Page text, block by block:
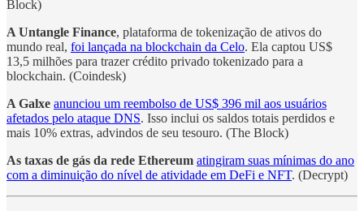
Block)
A Untangle Finance, plataforma de tokenização de ativos do
mundo real, foi lançada na blockchain da Celo. Ela captou US$
13,5 milhões para trazer crédito privado tokenizado para a
blockchain. (Coindesk)
A Galxe anunciou um reembolso de US$ 396 mil aos usuários
afetados pelo ataque DNS. Isso inclui os saldos totais perdidos e
mais 10% extras, advindos de seu tesouro. (The Block)
As taxas de gás da rede Ethereum atingiram suas mínimas do ano
com a diminuição do nível de atividade em DeFi e NFT. (Decrypt)